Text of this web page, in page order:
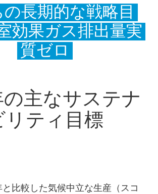
長期的な戦略目
効果ガス排出量実
質ゼロ
の主なサステナ
リティ目標
比較した気候中立な生産（スコ